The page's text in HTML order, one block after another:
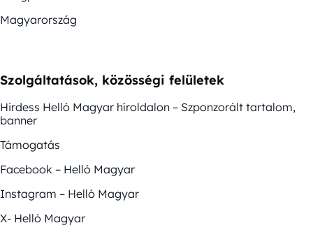
Magyarország
Szolgáltatások, közösségi felületek
Hirdess Helló Magyar híroldalon – Szponzorált tartalom,
banner
Támogatás
Facebook – Helló Magyar
Instagram – Helló Magyar
X- Helló Magyar